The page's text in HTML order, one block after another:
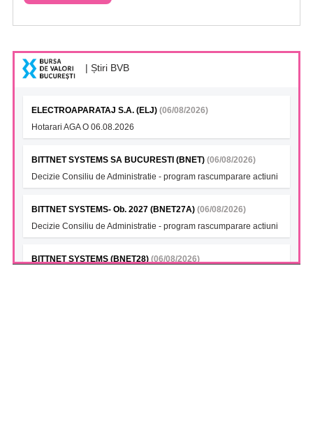
| Știri BVB
ELECTROAPARATAJ S.A. (ELJ) (06/08/2026)
Hotarari AGA O 06.08.2026
BITTNET SYSTEMS SA BUCURESTI (BNET) (06/08/2026)
Decizie Consiliu de Administratie - program rascumparare actiuni
BITTNET SYSTEMS- Ob. 2027 (BNET27A) (06/08/2026)
Decizie Consiliu de Administratie - program rascumparare actiuni
BITTNET SYSTEMS (BNET28) (06/08/2026)